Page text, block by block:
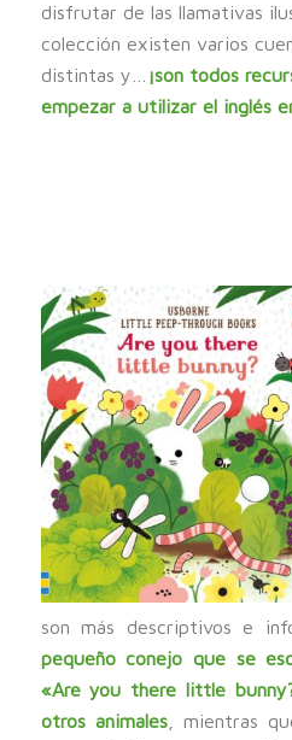
disfrutar de las llamativas
colección existen varios
distintas y…
¡son todos
empezar a utilizar el inglés
son más descriptivos e
pequeño conejo que se
«Are you there little
otros animales, mientras